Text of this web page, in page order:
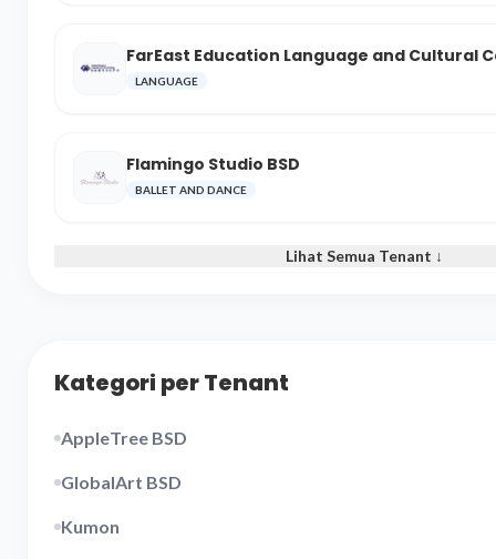
FarEast Education Language and Cultural
LANGUAGE
Flamingo Studio BSD
BALLET AND DANCE
Lihat Semua Tenant ↓
Kategori per Tenant
AppleTree BSD
GlobalArt BSD
Kumon